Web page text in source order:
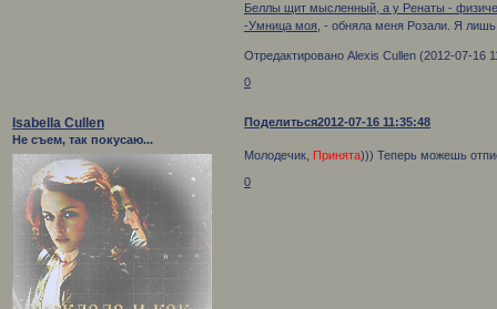
Беллы щит мысленный, а у Ренаты -
-Умница моя, - обняла меня Розали. Я
Отредактировано Alexis Cullen (2012-07-16
0
Поделиться2012-07-16 11:35:48
Isabella Cullen
Не съем, так покусаю...
Молодечик, Принята))) Теперь можешь
0